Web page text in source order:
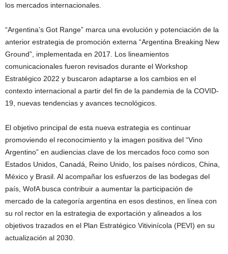
los mercados internacionales.
“Argentina’s Got Range” marca una evolución y potenciación de la
anterior estrategia de promoción externa “Argentina Breaking New
Ground”, implementada en 2017. Los lineamientos
comunicacionales fueron revisados durante el Workshop
Estratégico 2022 y buscaron adaptarse a los cambios en el
contexto internacional a partir del fin de la pandemia de la COVID-
19, nuevas tendencias y avances tecnológicos.
El objetivo principal de esta nueva estrategia es continuar
promoviendo el reconocimiento y la imagen positiva del “Vino
Argentino” en audiencias clave de los mercados foco como son
Estados Unidos, Canadá, Reino Unido, los países nórdicos, China,
México y Brasil. Al acompañar los esfuerzos de las bodegas del
país, WofA busca contribuir a aumentar la participación de
mercado de la categoría argentina en esos destinos, en línea con
su rol rector en la estrategia de exportación y alineados a los
objetivos trazados en el Plan Estratégico Vitivinícola (PEVI) en su
actualización al 2030.